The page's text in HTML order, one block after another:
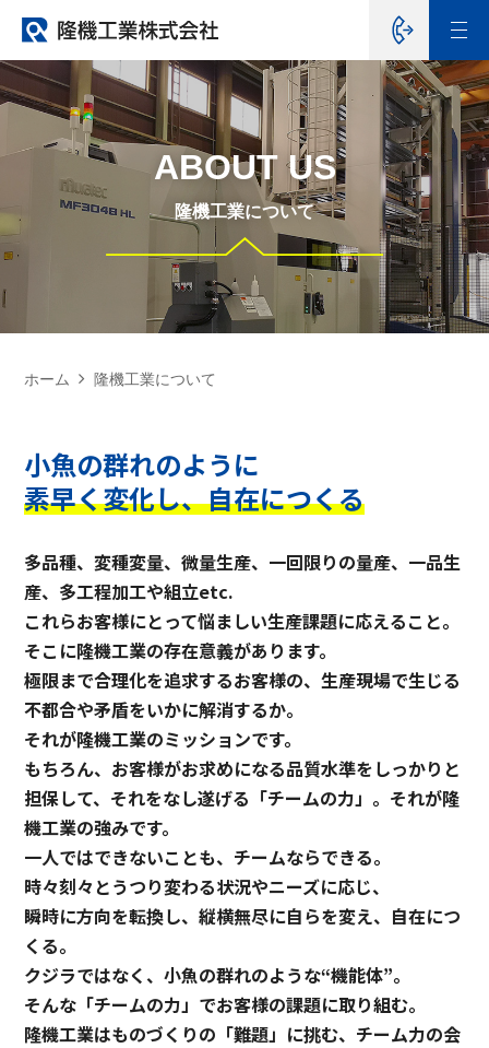
ABOUT US
隆機工業について
ホーム 隆機工業について
小魚の群れのように
素早く変化し、自在につくる
多品種、変種変量、微量生産、一回限りの量産、一品生
産、多工程加工や組立etc.
これらお客様にとって悩ましい生産課題に応えること。
そこに隆機工業の存在意義があります。
極限まで合理化を追求するお客様の、生産現場で生じる
不都合や矛盾をいかに解消するか。
それが隆機工業のミッションです。
もちろん、お客様がお求めになる品質水準をしっかりと
担保して、 それをなし遂げる「チームの力」。それが隆
機工業の強みです。
一人ではできないことも、チームならできる。
時々刻々とうつり変わる状況やニーズに応じ、
瞬時に方向を転換し、縦横無尽に自らを変え、自在につ
くる。
クジラではなく、小魚の群れのような“機能体”。
そんな「チームの力」でお客様の課題に取り組む。
隆機工業はものづくりの「難題」に挑む、チーム力の会